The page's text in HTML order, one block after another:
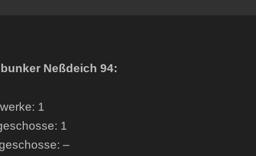
Neßdeich 94:
1
1
–